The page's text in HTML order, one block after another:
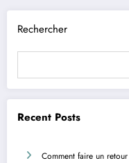
Rechercher
Recent Posts
Comment faire un